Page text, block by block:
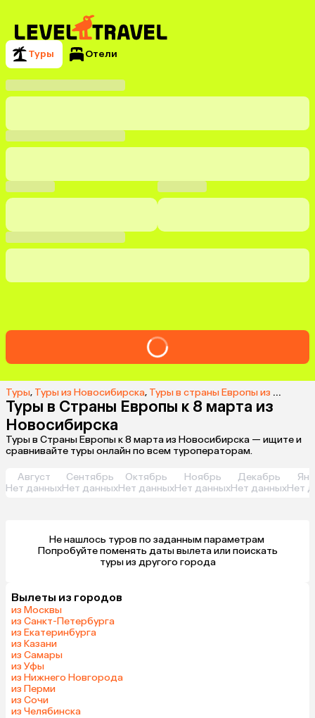
Туры Отели
Туры, Туры из Новосибирска, Туры в cтраны Европы из Новосибирска
Туры в Страны Европы к 8 марта из
Новосибирска
Туры в Страны Европы к 8 марта из Новосибирска — ищите и
сравнивайте туры онлайн по всем туроператорам.
Август
Нет данных
Сентябрь
Нет данных
Октябрь
Нет данных
Ноябрь
Нет данных
Декабрь
Нет данныхНет
Не нашлось туров по заданным параметрам
туры из другого города
Вылеты из городов
из Москвы
из Санкт-Петербурга
из Екатеринбурга
из Казани
из Самары
из Уфы
из Нижнего Новгорода
из Перми
из Сочи
из Челябинска